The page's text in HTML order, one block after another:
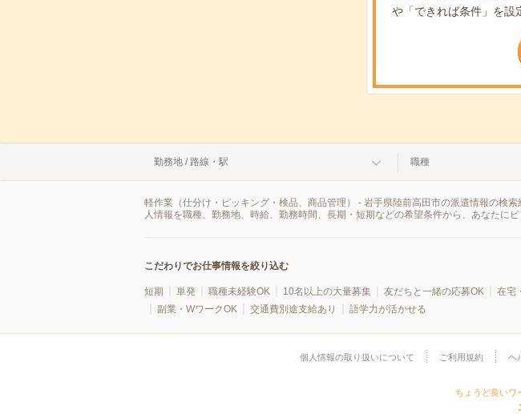
や「できれば条件」を設
勤務地 / 路線・駅 職種
軽作業（仕分け・ピッキング・検品、商品管理） - 岩手県陸前高田市の派遣情報の検
人情報を職種、勤務地、時給、勤務時間、長期・短期などの希望条件から、あなたに
こだわりでお仕事情報を絞り込む
短期 単発 職種未経験OK 10名以上の大量募集 友だちと一緒の応募OK 在宅
副業・WワークOK
交通費別途支給あり 語学力が活かせる
個人情報の取り扱いについて ご利用規約 ヘ
ちょうど良いワ